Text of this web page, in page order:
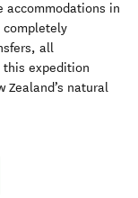
accommodations in
completely
all
expedition
Zealand’s natural